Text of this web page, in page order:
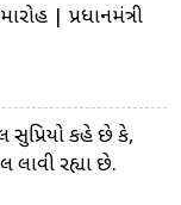
| પ્રધાનમંત્રી
સુપ્રિયો કહે છે કે,
લાવી રહ્યા છે.